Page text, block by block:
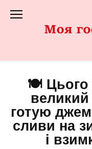
до
🍽️ Цього
готую джем
сливи на
і